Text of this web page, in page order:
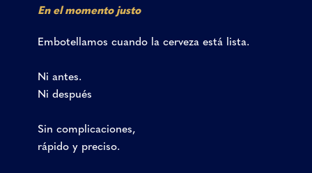
En el momento justo
Embotellamos cuando la cerveza está lista.‌
Ni antes.
Ni después
‌Sin complicaciones,‌‌‌
rápido y preciso.‌